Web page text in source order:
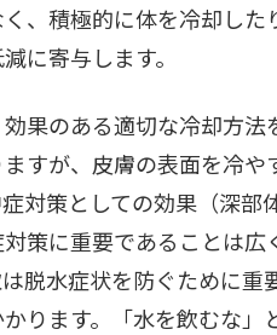
、積極的に体を冷却し
に寄与します。
果のある適切な冷却方
すが、皮膚の表面を冷
対策としての効果（深
策に重要であることは
脱水症状を防ぐために
ります。「水を飲むな